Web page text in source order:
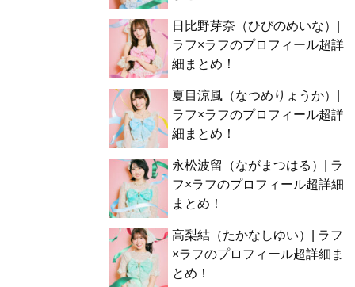
日比野芽奈（ひびのめいな）|
ラフ×ラフのプロフィール超詳
細まとめ！
夏目涼風（なつめりょうか）|
ラフ×ラフのプロフィール超詳
細まとめ！
永松波留（ながまつはる）| ラ
フ×ラフのプロフィール超詳細
まとめ！
高梨結（たかなしゆい）| ラフ
×ラフのプロフィール超詳細ま
とめ！